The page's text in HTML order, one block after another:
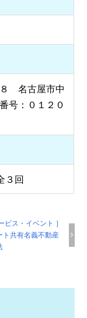
８ 名古屋市中
号：０１２０
３回
ビス・イベント ］
ト共有名義不動産